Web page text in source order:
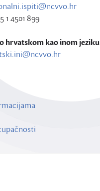
4501 899
hrvatskom kao inom jeziku